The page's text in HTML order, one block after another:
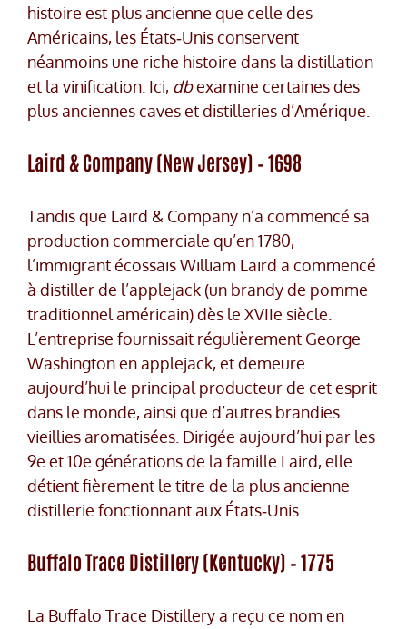
histoire est plus ancienne que celle des
Américains, les États‑Unis conservent
néanmoins une riche histoire dans la distillation
et la vinification. Ici, dbexamine certaines des
plus anciennes caves et distilleries d’Amérique.
Laird & Company (New Jersey) – 1698
Tandis que Laird & Company n’a commencé sa
production commerciale qu’en 1780,
l’immigrant écossais William Laird a commencé
à distiller de l’applejack (un brandy de pomme
traditionnel américain) dès le XVIIe siècle.
L’entreprise fournissait régulièrement George
Washington en applejack, et demeure
aujourd’hui le principal producteur de cet esprit
dans le monde, ainsi que d’autres brandies
vieillies aromatisées. Dirigée aujourd’hui par les
9e et 10e générations de la famille Laird, elle
détient fièrement le titre de la plus ancienne
distillerie fonctionnant aux États‑Unis.
Buffalo Trace Distillery (Kentucky) – 1775
La Buffalo Trace Distillery a reçu ce nom en